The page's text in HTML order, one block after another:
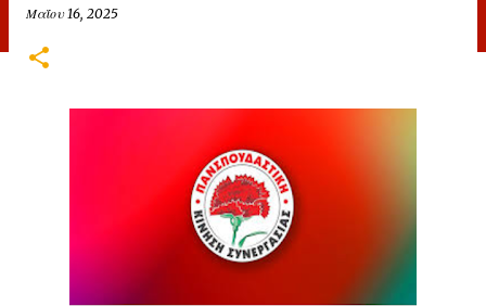
Μαΐου 16, 2025